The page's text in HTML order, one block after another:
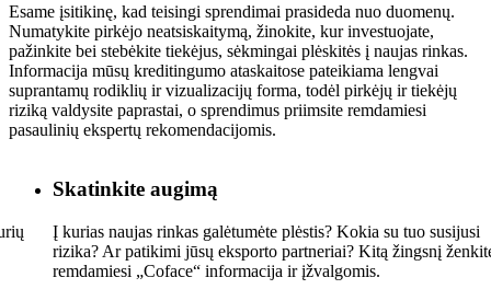
Esame įsitikinę, kad teisingi sprendimai prasideda nuo duomenų.
Numatykite pirkėjo neatsiskaitymą, žinokite, kur investuojate,
pažinkite bei stebėkite tiekėjus, sėkmingai plėskitės į naujas rinkas.
Informacija mūsų kreditingumo ataskaitose pateikiama lengvai
suprantamų rodiklių ir vizualizacijų forma, todėl pirkėjų ir tiekėjų
riziką valdysite paprastai, o sprendimus priimsite remdamiesi
pasaulinių ekspertų rekomendacijomis.
Skatinkite augimą
Į kurias naujas rinkas galėtumėte plėstis? Kokia su tuo susijusi
rizika? Ar patikimi jūsų eksporto partneriai? Kitą žingsnį
remdamiesi „Coface“ informacija ir įžvalgomis.